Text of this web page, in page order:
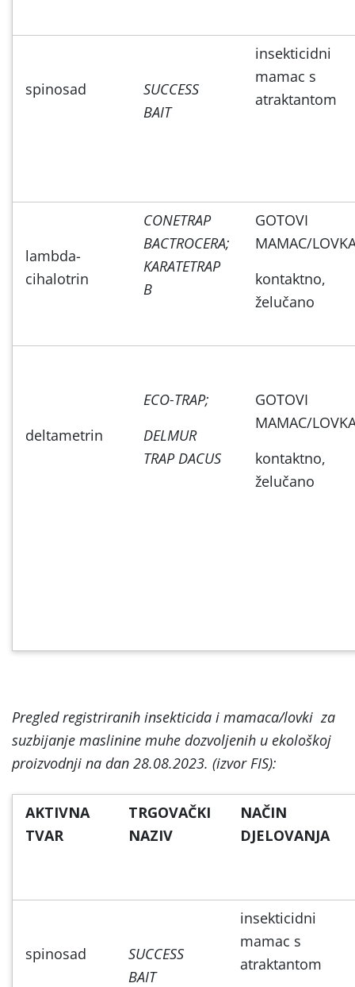
spinosad
SUCCESS
BAIT
insekticidni
mamac s
atraktantom
lambda-
cihalotrin
CONETRAP
BACTROCERA;
KARATETRAP
B
GOTOVI
MAMAC/
kontaktno,
želučano
deltametrin
ECO-TRAP;
DELMUR
TRAP DACUS
GOTOVI
MAMAC/
kontaktno,
želučano
Pregled registriranih insekticida i mamaca/lovki za
suzbijanje maslinine muhe dozvoljenih u ekološkoj
proizvodnji na dan 28.08.2023. (izvor FIS):
AKTIVNA
TVAR
TRGOVAČKI
NAZIV
NAČIN
DJELOVANJA
spinosad
SUCCESS
BAIT
insekticidni
mamac s
atraktantom